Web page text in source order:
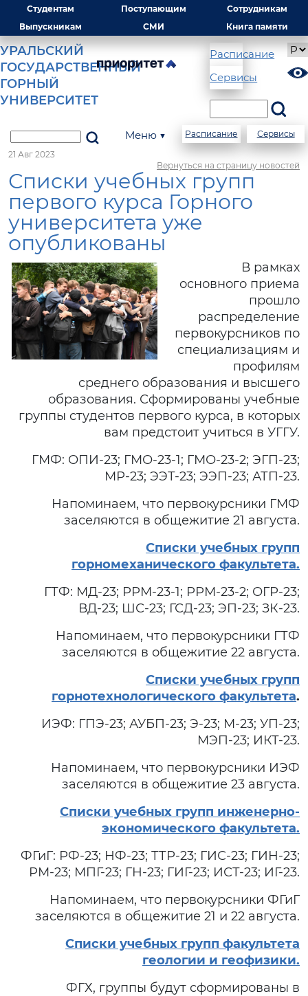
Студентам Поступающим
Сотрудникам
Выпускникам
СМИ Книга памяти
УРАЛЬСКИЙ
ГОСУДАРСТВЕННЫЙ
ГОРНЫЙ
УНИВЕРСИТЕТ
Расписание
Сервисы
Меню ▼ Расписание
Сервисы
21 Авг 2023
Вернуться на страницу новостей
Списки учебных групп
первого курса Горного
университета уже
опубликованы
В рамках
основного приема
прошло
распределение
первокурсников по
специализациям и
профилям
среднего образования и высшего
образования. Сформированы учебные
группы студентов первого курса, в которых
вам предстоит учиться в УГГУ.
ГМФ: ОПИ-23; ГМО-23-1; ГМО-23-2; ЭГП-23;
МР-23; ЭЭТ-23; ЭЭП-23; АТП-23.
Напоминаем, что первокурсники ГМФ
заселяются в общежитие 21 августа.
Списки учебных групп
горномеханического факультета.
ГТФ: МД-23; РРМ-23-1; РРМ-23-2; ОГР-23;
ВД-23; ШС-23; ГСД-23; ЭП-23; ЗК-23.
Напоминаем, что первокурсники ГТФ
заселяются в общежитие 22 августа.
Списки учебных групп
горнотехнологического факультета.
ИЭФ: ГПЭ-23; АУБП-23; Э-23; М-23; УП-23;
МЭП-23; ИКТ-23.
Напоминаем, что первокурсники ИЭФ
заселяются в общежитие 23 августа.
Списки учебных групп инженерно-
экономического факультета.
ФГиГ: РФ-23; НФ-23; ТТР-23; ГИС-23; ГИН-23;
РМ-23; МПГ-23; ГН-23; ГИГ-23; ИСТ-23; ИГ-23.
Напоминаем, что первокурсники ФГиГ
заселяются в общежитие 21 и 22 августа.
Списки учебных групп факультета
геологии и геофизики.
ФГХ, группы будут сформированы в